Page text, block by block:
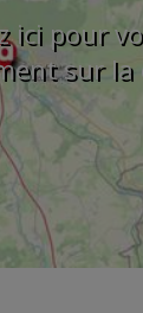
ici pour
sur la